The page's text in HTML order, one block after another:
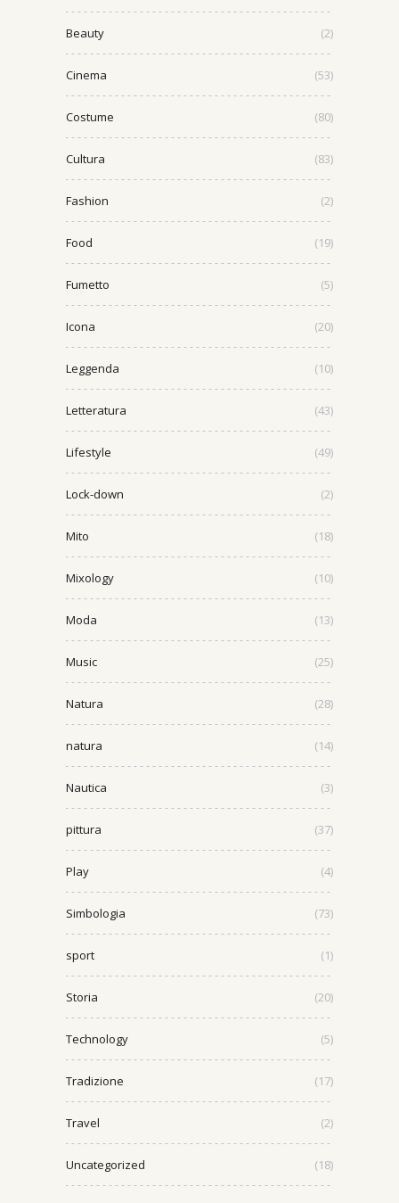
Beauty (2)
Cinema (53)
Costume (80)
Cultura (83)
Fashion (2)
Food (19)
Fumetto (5)
Icona (20)
Leggenda (10)
Letteratura (43)
Lifestyle (49)
Lock-down (2)
Mito (18)
Mixology (10)
Moda (13)
Music (25)
Natura (28)
natura (14)
Nautica (3)
pittura (37)
Play (4)
Simbologia (73)
sport (1)
Storia (20)
Technology (5)
Tradizione (17)
Travel (2)
Uncategorized (18)